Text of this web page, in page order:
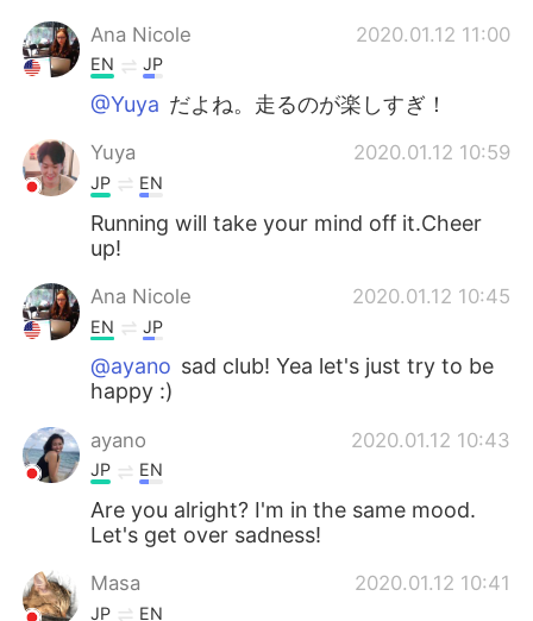
Türkçe
Português
Ana Nicole 2020.01.12 11:00
EN JP
@Yuya だよね。走るのが楽しすぎ！
Yuya 2020.01.12 10:59
JP EN
Running will take your mind off it.Cheer
up!
Ana Nicole 2020.01.12 10:45
EN JP
@ayano sad club! Yea let's just try to be
happy :)
ayano 2020.01.12 10:43
JP EN
Are you alright? I'm in the same mood.
Let's get over sadness!
Masa 2020.01.12 10:41
JP EN